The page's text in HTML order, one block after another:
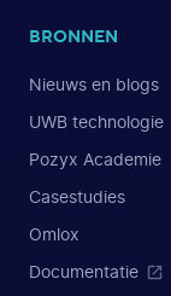
BRONNEN
Nieuws en blogs
UWB technologie
Pozyx Academie
Casestudies
Omlox
Documentatie